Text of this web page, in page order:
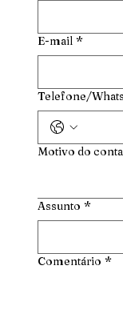
E-mail *
Telefone/
Motivo do
Assunto *
Comentário *